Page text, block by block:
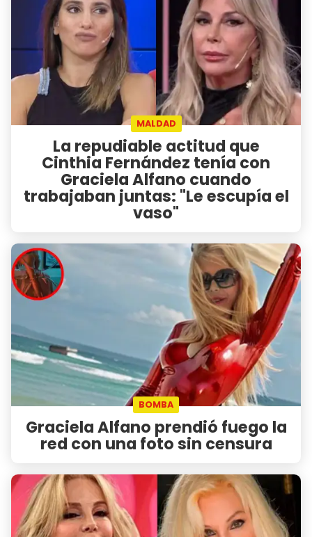
MALDAD
La repudiable actitud que
Cinthia Fernández tenía con
Graciela Alfano cuando
trabajaban juntas: "Le escupía el
vaso"
BOMBA
Graciela Alfano prendió fuego la
red con una foto sin censura